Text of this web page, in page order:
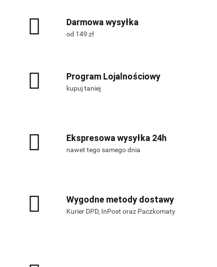
Darmowa wysyłka
od 149 zł
Program Lojalnościowy
kupuj taniej
Ekspresowa wysyłka 24h
nawet tego samego dnia
Wygodne metody dostawy
Kurier DPD, InPost oraz Paczkomaty